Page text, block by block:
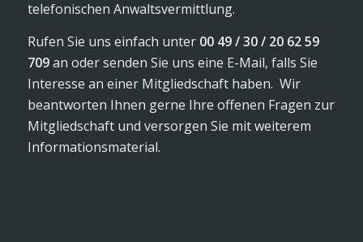
telefonischen Anwaltsvermittlung.
Rufen Sie uns einfach unter 00 49 / 30 / 20 62 59
709an oder senden Sie uns eine E-Mail, falls Sie
Interesse an einer Mitgliedschaft haben. Wir
beantworten Ihnen gerne Ihre offenen Fragen zur
Mitgliedschaft und versorgen Sie mit weiterem
Informationsmaterial.